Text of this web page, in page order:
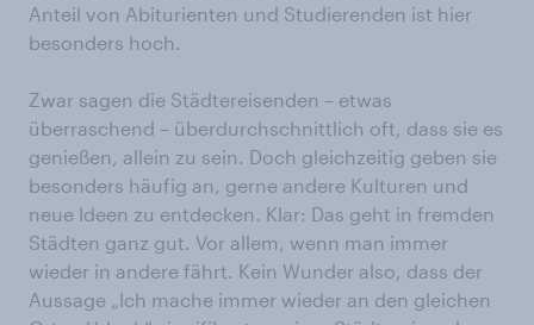
Anteil von Abiturienten und Studierenden ist hier
besonders hoch.
Zwar sagen die Städtereisenden – etwas
überraschend – überdurchschnittlich oft, dass sie es
genießen, allein zu sein. Doch gleichzeitig geben sie
besonders häufig an, gerne andere Kulturen und
neue Ideen zu entdecken. Klar: Das geht in fremden
Städten ganz gut. Vor allem, wenn man immer
wieder in andere fährt. Kein Wunder also, dass der
Aussage „Ich mache immer wieder an den gleichen